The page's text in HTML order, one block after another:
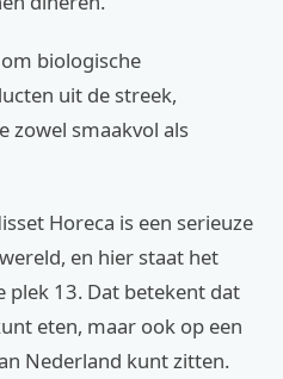
biologische
uit de streek,
zowel smaakvol als
Horeca is een serieuze
en hier staat het
plek 13. Dat betekent dat
eten, maar ook op een
Nederland kunt zitten.